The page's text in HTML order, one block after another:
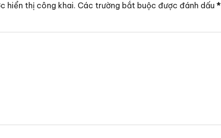
hiển thị công khai. Các trường bắt buộc được đánh dấu*